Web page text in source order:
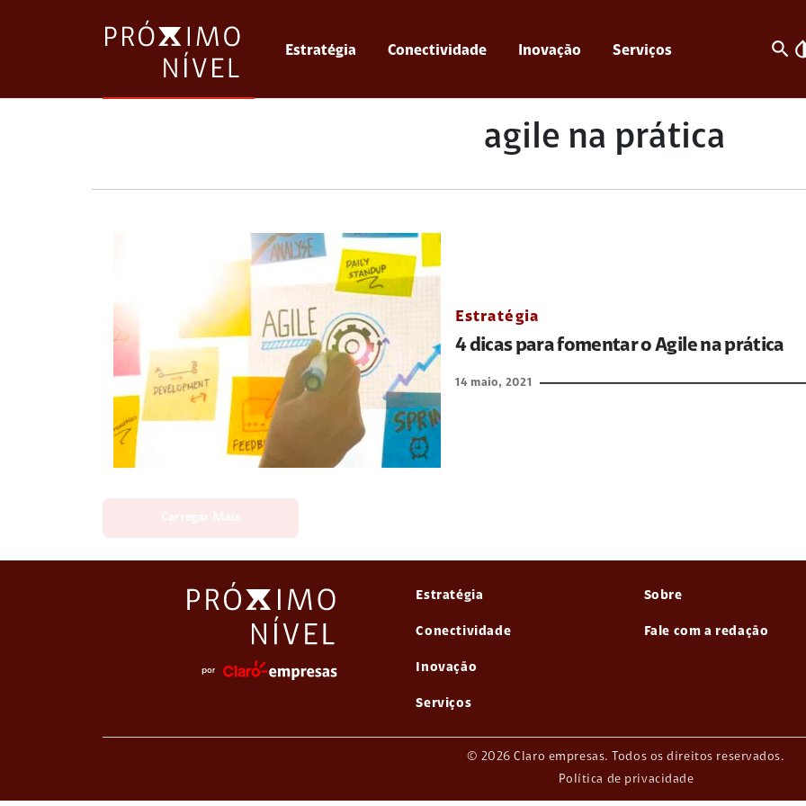
Estratégia Conectividade Inovação Serviços search
agile na prática
Estratégia
4 dicas para fomentar o Agile na prática
14 maio, 2021
Estratégia
Conectividade
Inovação
Serviços
Sobre
Fale com a redação
© 2026 Claro empresas. Todos os direitos reservados.
Política de privacidade